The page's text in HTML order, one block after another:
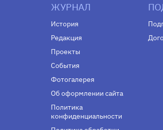
ЖУРНАЛ
История
Редакция
Проекты
События
Фотогалерея
Об оформлении сайта
Политика
конфиденциальности